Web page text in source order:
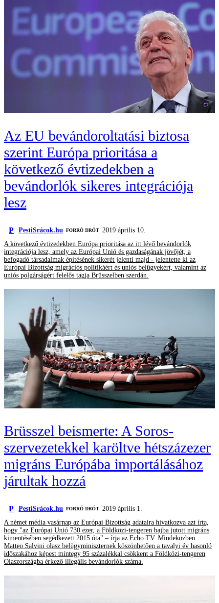
Az EU bevándoroltatási biztosa
szerint Európa prioritása a
következő évtizedekben a
bevándorlók sikeres integrációja
lesz
P PestiSrácok.hu FORRÓ DRÓT
2019 április 10.
A következő évtizedekben Európa prioritása az itt lévő bevándorlók
integrációja lesz, amely az Európai Unió és gazdaságának jövőjét, a
befogadó társadalmak építésének sikerét jelenti majd - jelentette ki az
Európai Bizottság migrációs politikáért és uniós belügyekért, valamint az
uniós polgárságért felelős tagja Brüsszelben szerdán.
Brüsszel beismerte: A Soros-
szervezetekkel karöltve hétszázezer
migráns Európába importálásához
járultak hozzá
P PestiSrácok.hu FORRÓ DRÓT
2019 április 1.
A német média vasárnap az Európai Bizottság adataira hivatkozva azt írta,
hogy "az Európai Unió 730 ezer, a Földközi-tengeren bajba jutott migráns
kimentésében segédkezett 2015 óta" – írja az Echo TV. Mindeközben
Matteo Salvini olasz belügyminiszternek köszönhetően a tavalyi év hasonló
időszakához képest mintegy 95 százalékkal csökkent a Földközi-tengeren
Olaszországba érkező illegális bevándorlók száma.